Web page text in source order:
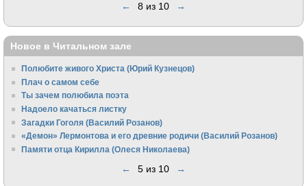
← 8 из 10 →
Новое в Читальном зале
Полюбите живого Христа (Юрий Кузнецов)
Плач о самом себе
Ты зачем полюбила поэта
Надоело качаться листку
Загадки Гоголя (Василий Розанов)
«Демон» Лермонтова и его древние родичи (Василий Розанов)
Памяти отца Кирилла (Олеся Николаева)
← 5 из 10 →